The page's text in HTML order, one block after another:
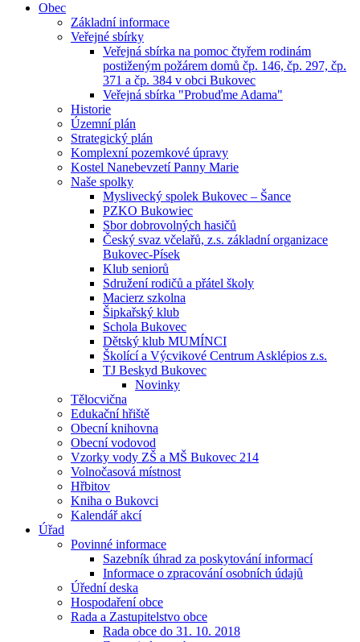
Obec
Základní informace
Veřejné sbírky
Veřejná sbírka na pomoc čtyřem rodinám
postiženým požárem domů čp. 146, čp. 297, čp.
371 a čp. 384 v obci Bukovec
Veřejná sbírka "Probuďme Adama"
Historie
Územní plán
Strategický plán
Komplexní pozemkové úpravy
Kostel Nanebevzetí Panny Marie
Naše spolky
Myslivecký spolek Bukovec – Šance
PZKO Bukowiec
Sbor dobrovolných hasičů
Český svaz včelařů, z.s. základní organizace
Bukovec-Písek
Klub seniorů
Sdružení rodičů a přátel školy
Macierz szkolna
Šipkařský klub
Schola Bukovec
Dětský klub MUMÍNCI
Školící a Výcvikové Centrum Asklépios z.s.
TJ Beskyd Bukovec
Novinky
Tělocvična
Edukační hřiště
Obecní knihovna
Obecní vodovod
Vzorky vody ZŠ a MŠ Bukovec 214
Volnočasová místnost
Hřbitov
Kniha o Bukovci
Kalendář akcí
Úřad
Povinné informace
Sazebník úhrad za poskytování informací
Informace o zpracování osobních údajů
Úřední deska
Hospodaření obce
Rada a Zastupitelstvo obce
Rada obce do 31. 10. 2018